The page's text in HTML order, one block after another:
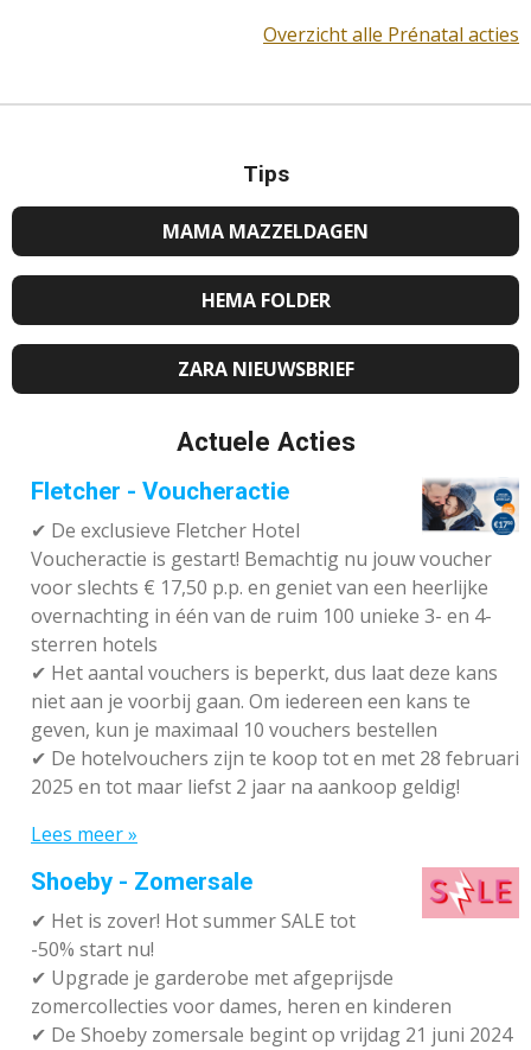
Overzicht alle Prénatal acties
Tips
MAMA MAZZELDAGEN
HEMA FOLDER
ZARA NIEUWSBRIEF
Actuele Acties
Fletcher - Voucheractie
✔ De exclusieve Fletcher Hotel
Voucheractie is gestart! Bemachtig nu jouw voucher
voor slechts € 17,50 p.p. en geniet van een heerlijke
overnachting in één van de ruim 100 unieke 3- en 4-
sterren hotels
✔ Het aantal vouchers is beperkt, dus laat deze kans
niet aan je voorbij gaan. Om iedereen een kans te
geven, kun je maximaal 10 vouchers bestellen
✔ De hotelvouchers zijn te koop tot en met 28 februari
2025 en tot maar liefst 2 jaar na aankoop geldig!
Lees meer »
Shoeby - Zomersale
✔ Het is zover! Hot summer SALE tot
-50% start nu!
✔ Upgrade je garderobe met afgeprijsde
zomercollecties voor dames, heren en kinderen
✔ De Shoeby zomersale begint op vrijdag 21 juni 2024